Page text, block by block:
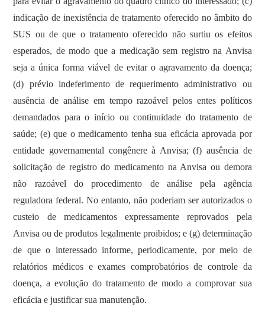
indicação de inexistência de tratamento oferecido no âmbito do
SUS ou de que o tratamento oferecido não surtiu os efeitos
esperados, de modo que a medicação sem registro na Anvisa
seja a única forma viável de evitar o agravamento da doença;
(d) prévio indeferimento de requerimento administrativo ou
ausência de análise em tempo razoável pelos entes políticos
demandados para o início ou continuidade do tratamento de
saúde; (e) que o medicamento tenha sua eficácia aprovada por
entidade governamental congênere à Anvisa; (f) ausência de
solicitação de registro do medicamento na Anvisa ou demora
não razoável do procedimento de análise pela agência
reguladora federal. No entanto, não poderiam ser autorizados o
custeio de medicamentos expressamente reprovados pela
Anvisa ou de produtos legalmente proibidos; e (g) determinação
de que o interessado informe, periodicamente, por meio de
relatórios médicos e exames comprobatórios de controle da
doença, a evolução do tratamento de modo a comprovar sua
eficácia e justificar sua manutenção.